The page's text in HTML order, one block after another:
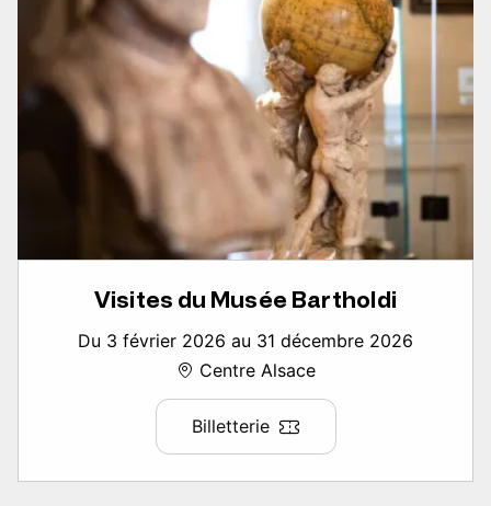
Visites du Musée Bartholdi
Du 3 février 2026 au 31 décembre 2026
Centre Alsace
Billetterie